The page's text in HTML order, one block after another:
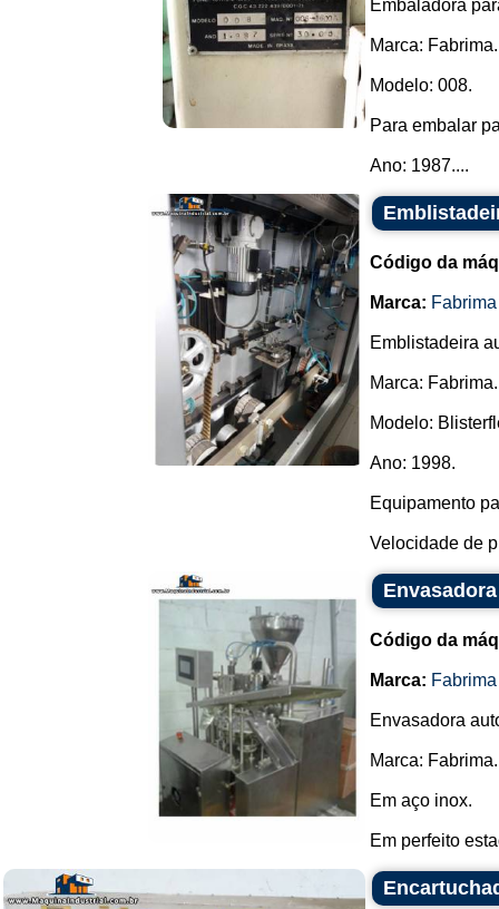
Embaladora
Marca: Fabrima.
Modelo: 008.
Para embalar
Ano: 1987....
Código da
Marca: Fabrima
Emblistadeira
Marca: Fabrima.
Modelo:
Ano: 1998.
Equipamento
Velocidade de
Código da
Marca: Fabrima
Envasadora
Marca: Fabrima.
Em aço inox.
Em perfeito